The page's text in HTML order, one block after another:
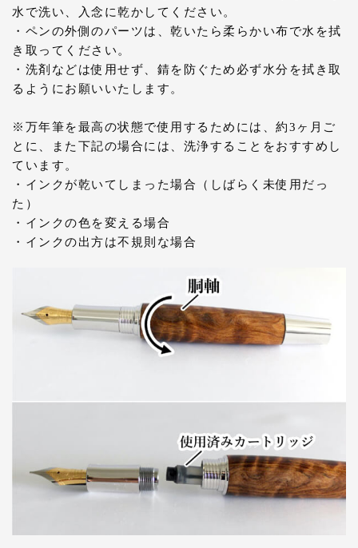
水で洗い、入念に乾かしてください。
・ペンの外側のパーツは、乾いたら柔らかい布で水を拭
き取ってください。
・洗剤などは使用せず、錆を防ぐため必ず水分を拭き取
るようにお願いいたします。
※万年筆を最高の状態で使用するためには、約3ヶ月ご
とに、また下記の場合には、洗浄することをおすすめし
ています。
・インクが乾いてしまった場合（しばらく未使用だっ
た）
・インクの色を変える場合
・インクの出方は不規則な場合